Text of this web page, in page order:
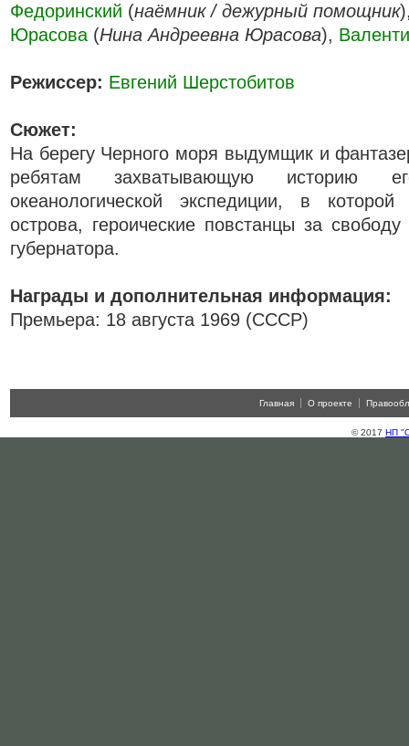
Федоринский (наёмник / дежурный помощник
Юрасова (Нина Андреевна Юрасова),
Режиссер: Евгений Шерстобитов
Сюжет:
На берегу Черного моря выдумщик и
ребятам захватывающую историю
океанологической экспедиции, в
острова, героические повстанцы за
губернатора.
Награды и дополнительная информация:
Премьера: 18 августа 1969 (СССР)
Главная О проекте
© 2017 НП